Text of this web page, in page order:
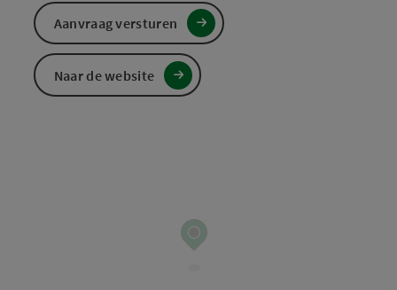
Aanvraag versturen
Naar de website